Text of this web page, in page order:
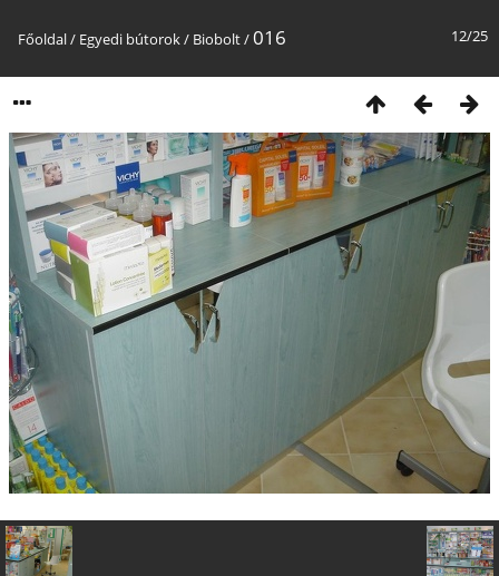
12/25
Főoldal/ Egyedi bútorok/ Biobolt/016